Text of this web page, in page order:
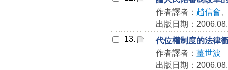
作者譯者： 趙信會
出版日期：
13.
代位權制度的法律
作者譯者： 薑世波
出版日期：